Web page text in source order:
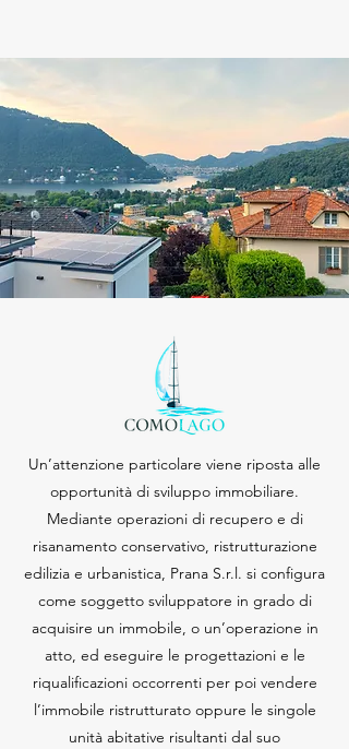
Un’attenzione particolare viene riposta alle
opportunità di sviluppo immobiliare.
Mediante operazioni di recupero e di
risanamento conservativo, ristrutturazione
edilizia e urbanistica, Prana S.r.l. si configura
come soggetto sviluppatore in grado di
acquisire un immobile, o un’operazione in
atto, ed eseguire le progettazioni e le
riqualificazioni occorrenti per poi vendere
l’immobile ristrutturato oppure le singole
unità abitative risultanti dal suo